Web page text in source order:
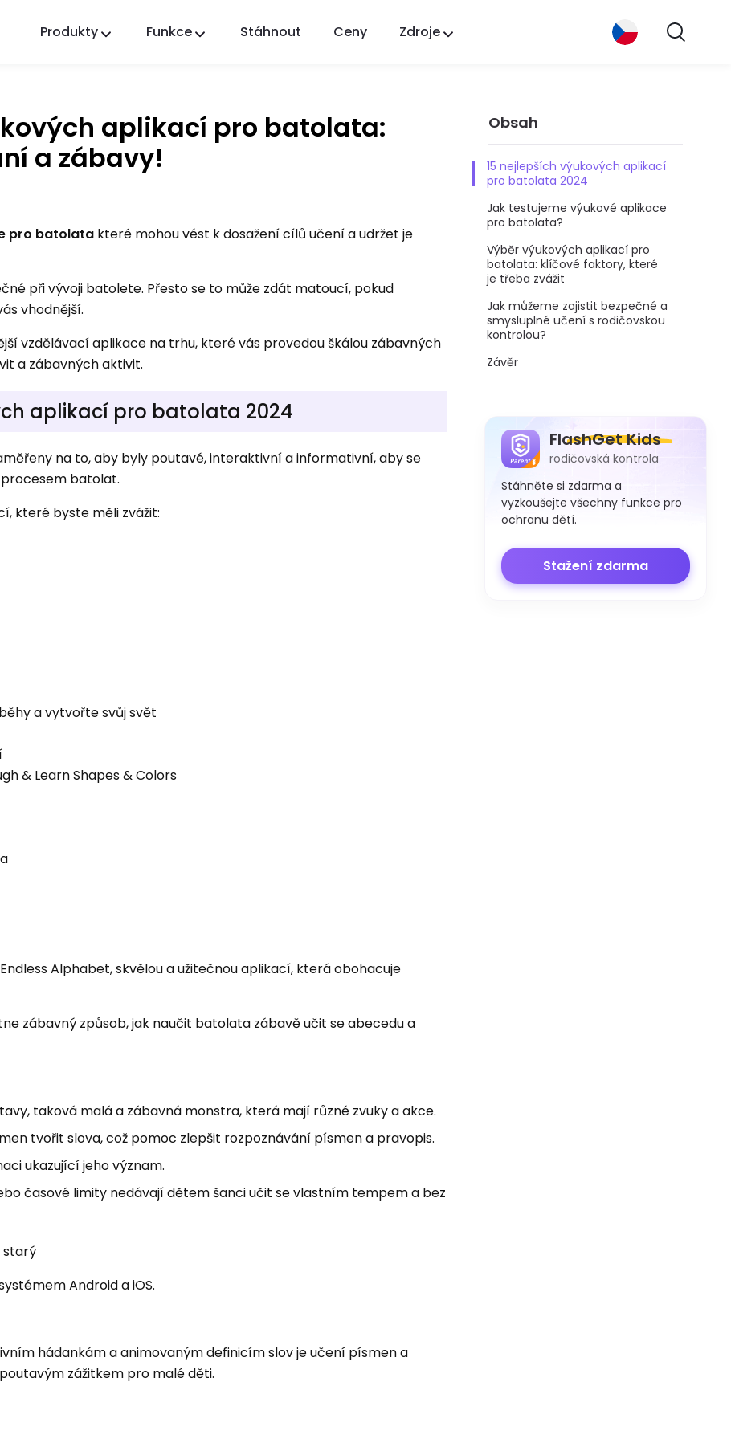
Produkty
FlashGet Finder
Ochrana proti krádeži vašeho telefonu, naše
odpovědnost.
Funkce Stáhnout Ceny Zdroje
aplikací pro batolata:
a zábavy!
pro batolata které mohou vést k dosažení cílů učení a udržet je
při vývoji batolete. Přesto se to může zdát matoucí, pokud
vhodnější.
vzdělávací aplikace na trhu, které vás provedou škálou zábavných
a zábavných aktivit.
aplikací pro batolata 2024
na to, aby byly poutavé, interaktivní a informativní, aby se
batolat.
které byste měli zvážit:
a vytvořte svůj svět
& Learn Shapes & Colors
Alphabet, skvělou a užitečnou aplikací, která obohacuje
zábavný způsob, jak naučit batolata zábavě učit se abecedu a
taková malá a zábavná monstra, která mají různé zvuky a akce.
tvořit slova, což pomoc zlepšit rozpoznávání písmen a pravopis.
ukazující jeho význam.
časové limity nedávají dětem šanci učit se vlastním tempem a bez
Android a iOS.
hádankám a animovaným definicím slov je učení písmen a
zážitkem pro malé děti.
Obsah
15 nejlepších výukových aplikací
pro batolata 2024
Jak testujeme výukové aplikace
pro batolata?
Výběr výukových aplikací pro
batolata: klíčové faktory, které
je třeba zvážit
Jak můžeme zajistit bezpečné a
smysluplné učení s rodičovskou
kontrolou?
Závěr
FlashGet Kids
rodičovská kontrola
Stáhněte si zdarma a
vyzkoušejte všechny funkce pro
ochranu dětí.
Stažení zdarma